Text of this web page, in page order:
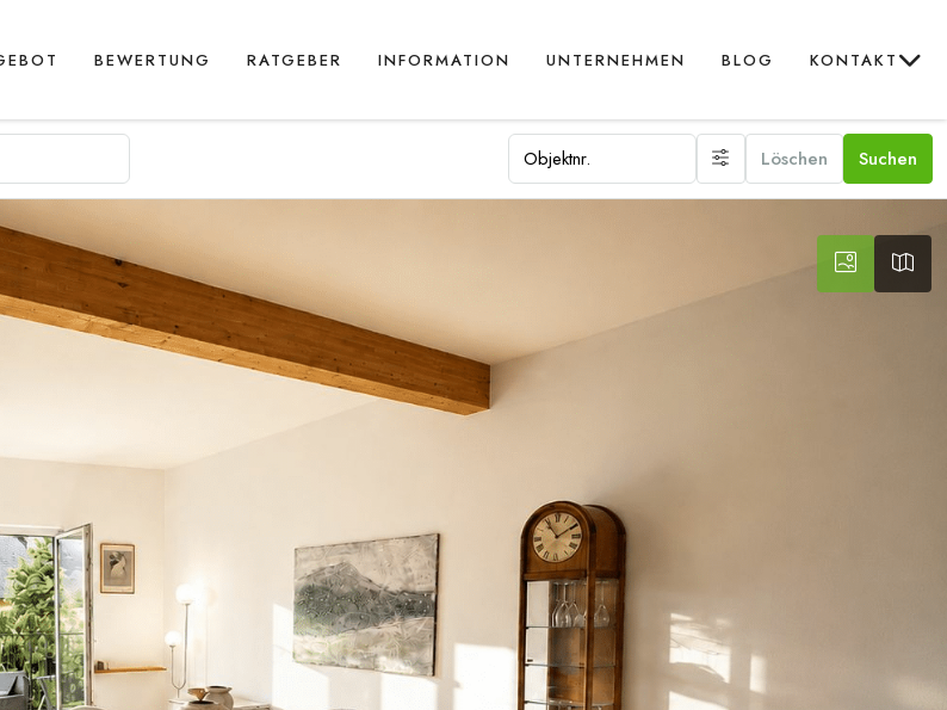
BEWERTUNG RATGEBER INFORMATION UNTERNEHMEN BLOG KONTAKT
Löschen Suchen